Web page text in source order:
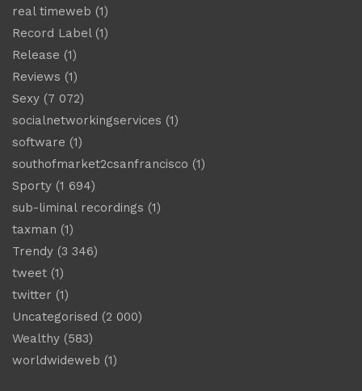
real timeweb (1)
Record Label(1)
Release (1)
Reviews (1)
Sexy (7 072)
socialnetworkingservices (1)
software (1)
southofmarket2csanfrancisco (1)
Sporty (1 694)
sub-liminal recordings (1)
taxman (1)
Trendy (3 346)
tweet (1)
twitter (1)
Uncategorised (2 000)
Wealthy (583)
worldwideweb (1)